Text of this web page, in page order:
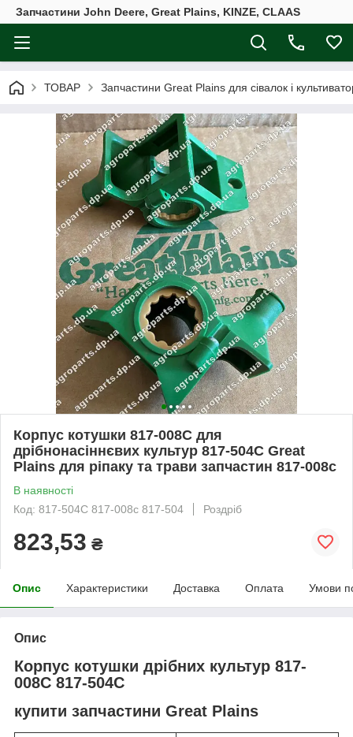
Запчастини John Deere, Great Plains, KINZE, CLAAS
ТОВАР Запчастини Great Plains для сівалок і
Корпус котушки 817-008C для
дрібнонасіннєвих культур 817-504C Great
Plains для ріпаку та трави запчастин 817-008с
В наявності
Код: 817-504C 817-008с 817-504
Роздріб
823,53 ₴
Опис Характеристики Доставка Оплата Умови
Опис
Корпус котушки дрібних культур 817-
008C 817-504C
купити запчастини Great Plains